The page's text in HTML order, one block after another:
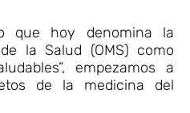
que hoy denomina la
la Salud (OMS) como
empezamos a
de la medicina del